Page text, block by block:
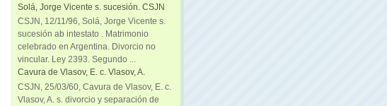
Solá, Jorge Vicente s. sucesión. CSJN
CSJN, 12/11/96, Solá, Jorge Vicente s.
sucesión ab intestato . Matrimonio
celebrado en Argentina. Divorcio no
vincular. Ley 2393. Segundo ...
Cavura de Vlasov, E. c. Vlasov, A.
CSJN, 25/03/60, Cavura de Vlasov, E. c.
Vlasov, A. s. divorcio y separación de